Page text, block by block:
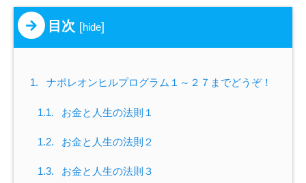
目次 [hide]
1. ナポレオンヒルプログラム１～２７までどうぞ！
1.1. お金と人生の法則１
1.2. お金と人生の法則２
1.3. お金と人生の法則３